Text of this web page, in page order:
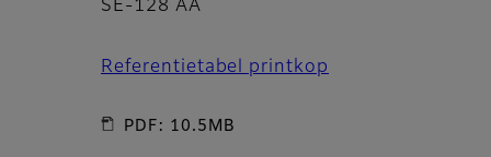
SE-128 AA
Referentietabel printkop
PDF: 10.5MB